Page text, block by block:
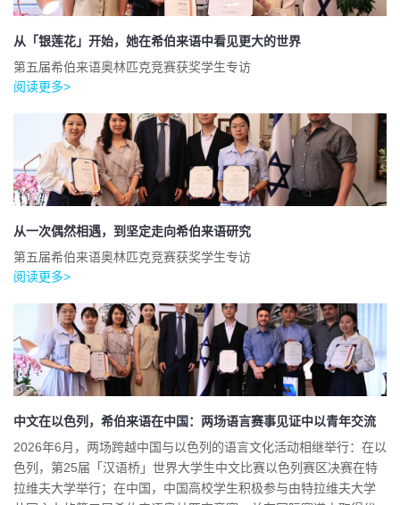
从「银莲花」开始，她在希伯来语中看见更大的世界
第五届希伯来语奥林匹克竞赛获奖学生专访
阅读更多>
从一次偶然相遇，到坚定走向希伯来语研究
第五届希伯来语奥林匹克竞赛获奖学生专访
阅读更多>
中文在以色列，希伯来语在中国：两场语言赛事见证中以青年交流
2026年6月，两场跨越中国与以色列的语言文化活动相继举行：在以
色列，第25届「汉语桥」世界大学生中文比赛以色列赛区决赛在特
拉维夫大学举行；在中国，中国高校学生积极参与由特拉维夫大学